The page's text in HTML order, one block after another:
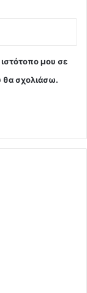
μου σε
θα σχολιάσω.